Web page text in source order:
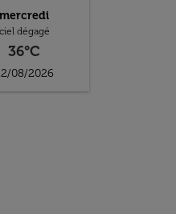
mercredi
ciel dégagé
36°C
08/2026